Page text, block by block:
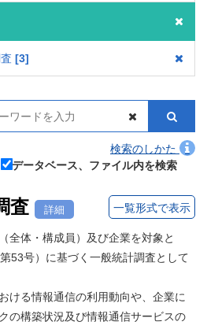
3
検索のしかた
データベース、ファイル内を検索
査 詳細 一覧形式で表示
全体・構成員）及び企業を対象と
53号）に基づく一般統計調査として
ける情報通信の利用動向や、企業に
の構築状況及び情報通信サービスの